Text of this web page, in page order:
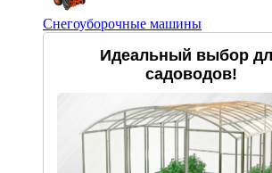
Снегоуборочные машины
Идеальный выбор
садоводов!